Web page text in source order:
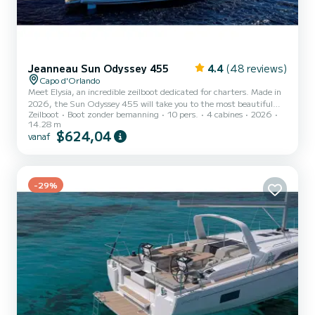
Jeanneau Sun Odyssey 455 4.4 (48 reviews)
Capo d'Orlando
Meet Elysia, an incredible zeilboot dedicated for charters. Made in
2026, the Sun Odyssey 455 will take you to the most beautiful
anchorages in Capo d'Orlando. The boat has 4 cabins with all
comfort and a capacity of 8 people. With an overall length of 14
meters, it will be your best ally to spend an exceptional vacation on
requests or reservations, click on...
Zeilboot Boot zonder bemanning 10 pers. 4 cabines
2026
14.28 m
vanaf $624,04
-29%